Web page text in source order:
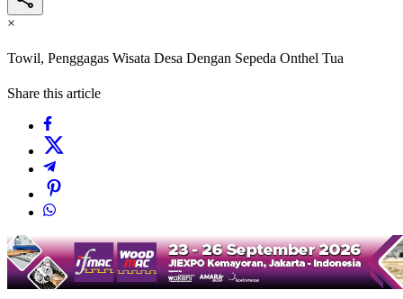
×
Towil, Penggagas Wisata Desa Dengan Sepeda Onthel Tua
Share this article